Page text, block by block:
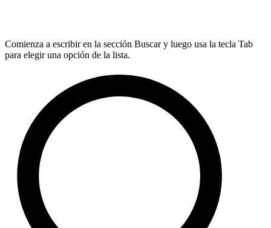
Comienza a escribir en la sección Buscar y luego usa la tecla Tab
para elegir una opción de la lista.